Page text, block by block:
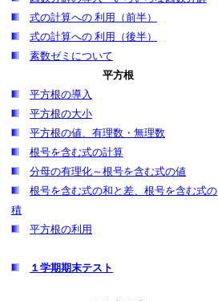
式の計算への 利用（前半）
式の計算への 利用（後半）
素数ゼミについて
平方根
平方根の導入
平方根の大小
平方根の値、有理数・無理数
根号を含む式の計算
分母の有理化～根号を含む式の値
根号を含む式の和と差、根号を含む式の
積
平方根の利用
１学期期末テスト